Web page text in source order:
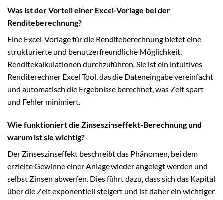
Was ist der Vorteil einer Excel-Vorlage bei der
Renditeberechnung?
Eine Excel-Vorlage für die Renditeberechnung bietet eine
strukturierte und benutzerfreundliche Möglichkeit,
Renditekalkulationen durchzuführen. Sie ist ein intuitives
Renditerechner Excel Tool, das die Dateneingabe vereinfacht
und automatisch die Ergebnisse berechnet, was Zeit spart
und Fehler minimiert.
Wie funktioniert die Zinseszinseffekt-Berechnung und
warum ist sie wichtig?
Der Zinseszinseffekt beschreibt das Phänomen, bei dem
erzielte Gewinne einer Anlage wieder angelegt werden und
selbst Zinsen abwerfen. Dies führt dazu, dass sich das Kapital
über die Zeit exponentiell steigert und ist daher ein wichtiger